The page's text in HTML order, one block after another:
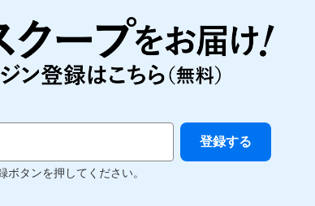
ボタンを押してください。